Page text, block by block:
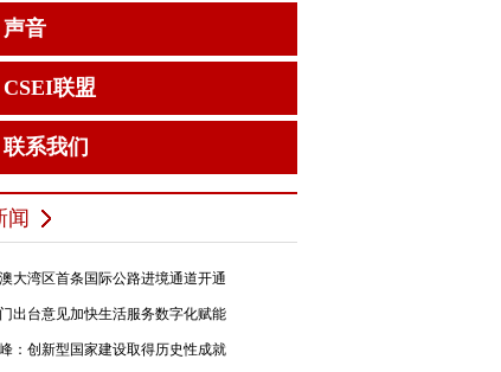
声音
CSEI联盟
联系我们
闻
大湾区首条国际公路进境通道开通
出台意见加快生活服务数字化赋能
：创新型国家建设取得历史性成就